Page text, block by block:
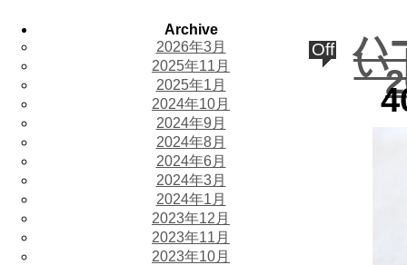
Off ハ
い
Archive
2026年3月
2025年11月
2025年1月
2024年10月
2024年9月
2024年8月
2024年6月
2024年3月
2024年1月
2023年12月
2023年11月
2023年10月